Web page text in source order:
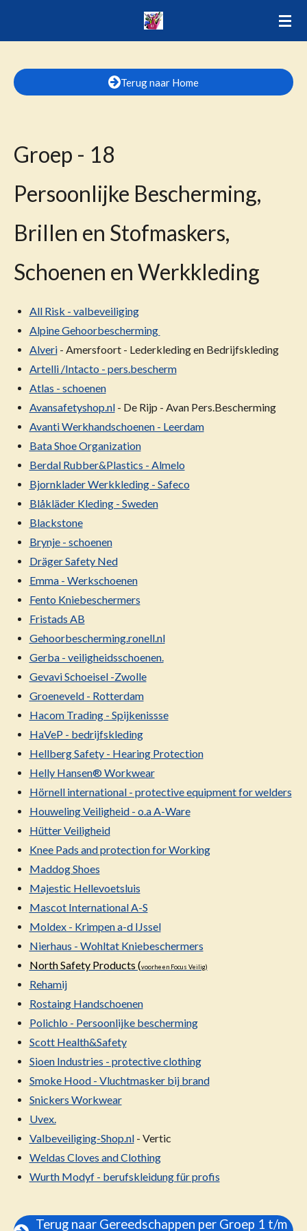
de
hoofdinhoud
Terug naar Home
Groep - 18
Persoonlijke Bescherming,
Brillen en Stofmaskers,
Schoenen en Werkkleding
All Risk - valbeveiliging
Alpine Gehoorbescherming
Alveri- Amersfoort - Lederkleding en Bedrijfskleding
Artelli /Intacto - pers.bescherm
Atlas - schoenen
Avansafetyshop.nl- De Rijp - Avan Pers.Bescherming
Avanti Werkhandschoenen - Leerdam
Bata Shoe Organization
Berdal Rubber&Plastics - Almelo
Bjornklader Werkkleding - Safeco
Blåkläder Kleding - Sweden
Blackstone
Brynje - schoenen
Dräger Safety Ned
Emma - Werkschoenen
Fento Kniebeschermers
Fristads AB
Gehoorbescherming.ronell.nl
Gerba - veiligheidsschoenen.
Gevavi Schoeisel -Zwolle
Groeneveld - Rotterdam
Hacom Trading - Spijkenissse
HaVeP - bedrijfskleding
Hellberg Safety - Hearing Protection
Helly Hansen® Workwear
Hörnell international - protective equipment for welders
Houweling Veiligheid - o.a A-Ware
Hütter Veiligheid
Knee Pads and protection for Working
Maddog Shoes
Majestic Hellevoetsluis
Mascot International A-S
Moldex - Krimpen a-d IJssel
Nierhaus - Wohltat Kniebeschermers
North Safety Products (voorheen Focus Veilig)
Rehamij
Rostaing Handschoenen
Polichlo - Persoonlijke bescherming
Scott Health&Safety
Sioen Industries - protective clothing
Smoke Hood - Vluchtmasker bij brand
Snickers Workwear
Uvex.
Valbeveiliging-Shop.nl- Vertic
Weldas Cloves and Clothing
Wurth Modyf - berufskleidung für profis
Terug naar Gereedschappen per Groep 1 t/m